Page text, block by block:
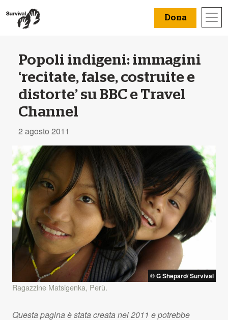
Dona
Popoli indigeni: immagini
‘recitate, false, costruite e
distorte’ su BBC e Travel
Channel
2 agosto 2011
© G Shepard/ Survival
Ragazzine Matsigenka, Perù.
Questa pagina è stata creata nel 2011 e potrebbe